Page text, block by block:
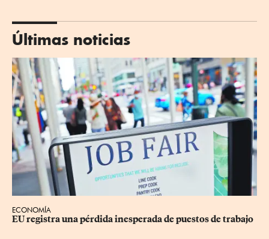
Últimas noticias
ECONOMÍA
EU registra una pérdida inesperada de puestos de trabajo